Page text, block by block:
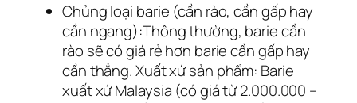
Chủng loại barie (cần rào, cần gấp hay
cần ngang):Thông thường, barie cần
rào sẽ có giá rẻ hơn barie cần gấp hay
cần thẳng. Xuất xứ sản phẩm: Barie
xuất xứ Malaysia (có giá từ 2.000.000 –